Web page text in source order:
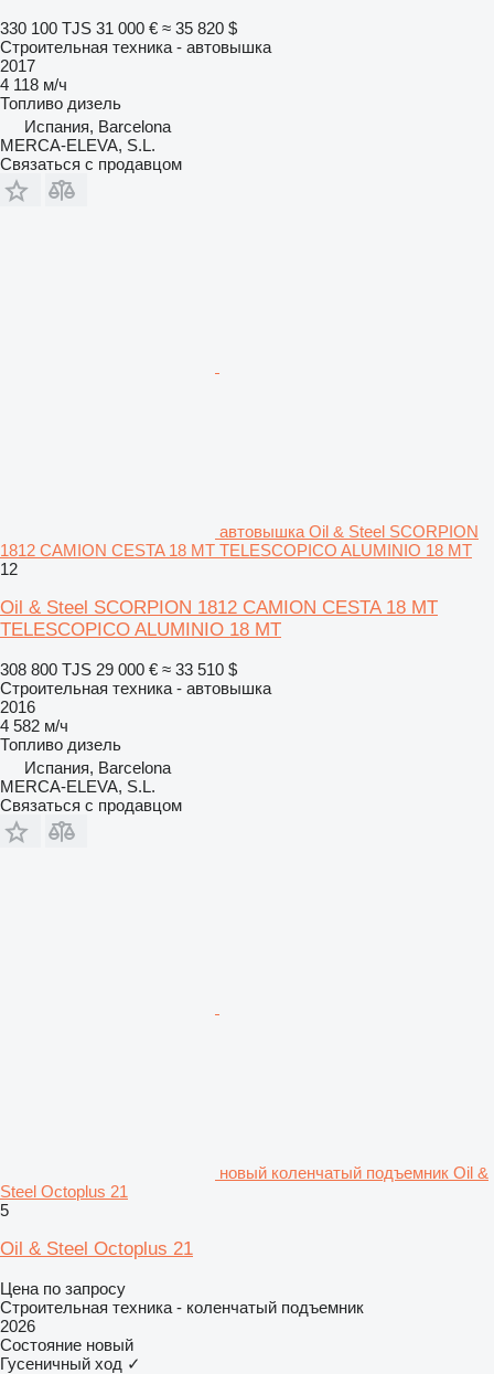
330 100 TJS 31 000 € ≈ 35 820 $
Строительная техника - автовышка
2017
4 118 м/ч
Топливо дизель
Испания, Barcelona
MERCA-ELEVA, S.L.
Связаться с продавцом
автовышка Oil & Steel SCORPION
1812 CAMION CESTA 18 MT TELESCOPICO ALUMINIO 18 MT
12
Oil & Steel SCORPION 1812 CAMION CESTA 18 MT
TELESCOPICO ALUMINIO 18 MT
308 800 TJS 29 000 € ≈ 33 510 $
Строительная техника - автовышка
2016
4 582 м/ч
Топливо дизель
Испания, Barcelona
MERCA-ELEVA, S.L.
Связаться с продавцом
новый коленчатый подъемник Oil &
Steel Octoplus 21
5
Oil & Steel Octoplus 21
Цена по запросу
Строительная техника - коленчатый подъемник
2026
Состояние новый
Гусеничный ход ✓